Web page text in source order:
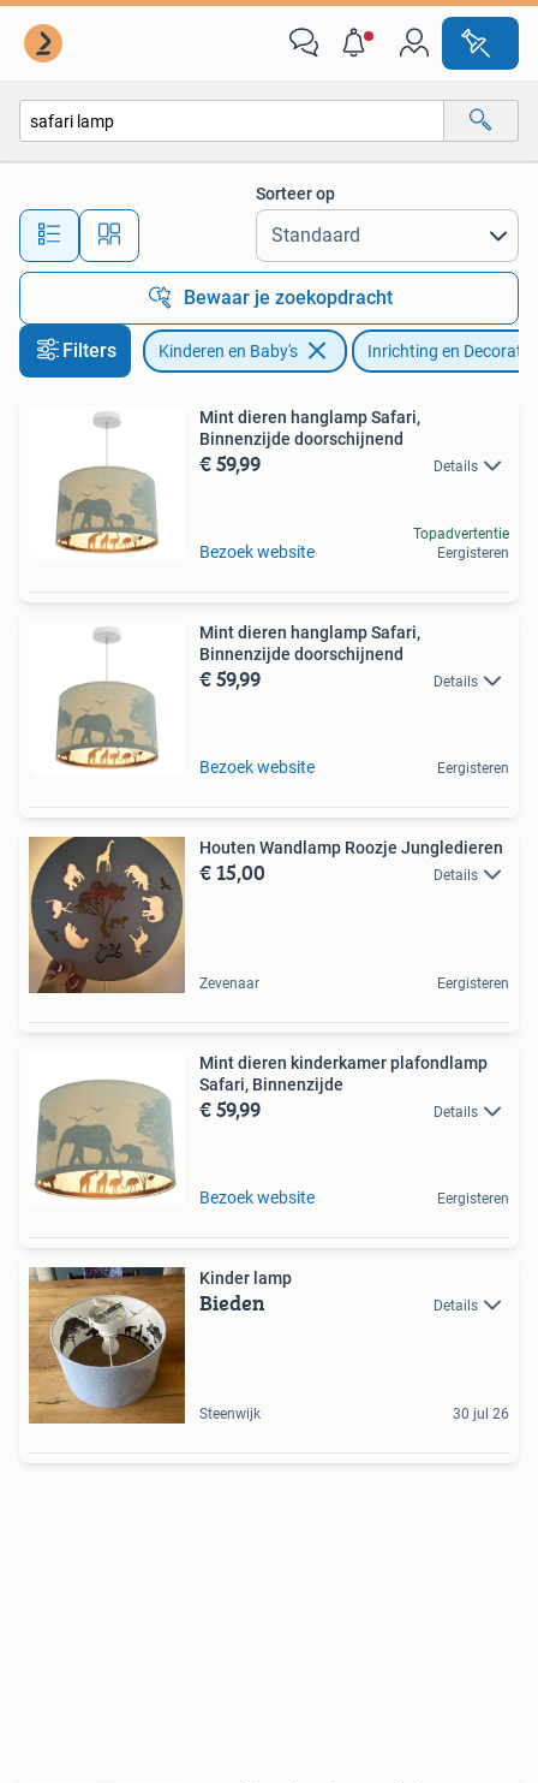
Alle afstanden…
Sorteer op
Bewaar je zoekopdracht
Filters Kinderen en Baby's Inrichting en Decoratie
Mint dieren hanglamp Safari,
Binnenzijde doorschijnend
€ 59,99 Details
Bezoek website
Topadvertentie
Eergisteren
Mint dieren hanglamp Safari,
Binnenzijde doorschijnend
€ 59,99 Details
Bezoek website Eergisteren
Houten Wandlamp Roozje Jungledieren
€ 15,00 Details
Zevenaar Eergisteren
Mint dieren kinderkamer plafondlamp
Safari, Binnenzijde
€ 59,99 Details
Bezoek website Eergisteren
Kinder lamp
Bieden Details
Steenwijk 30 jul 26